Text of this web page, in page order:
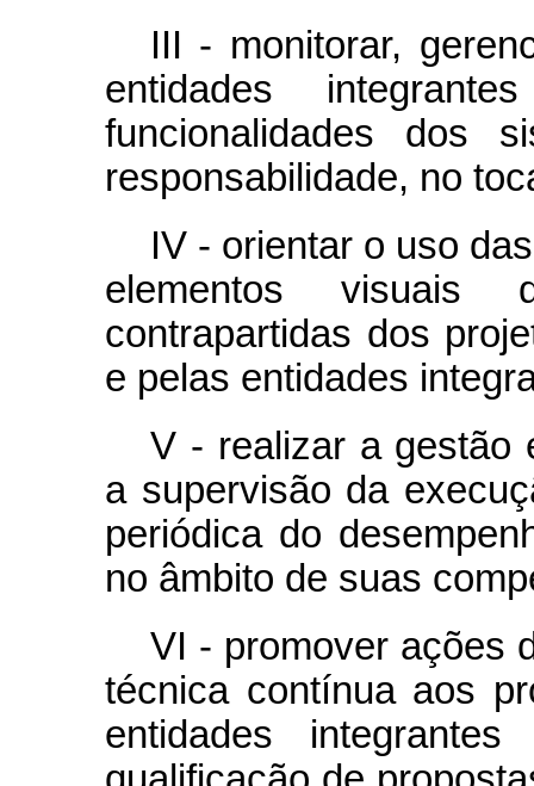
III - monitorar,
entidades
funcionalidades dos
responsabilidade, no
IV - orientar o uso
elementos visuais
contrapartidas dos
e pelas entidades
V - realizar a gestão
a supervisão da
periódica do
no âmbito de suas
VI - promover ações
técnica contínua aos
entidades